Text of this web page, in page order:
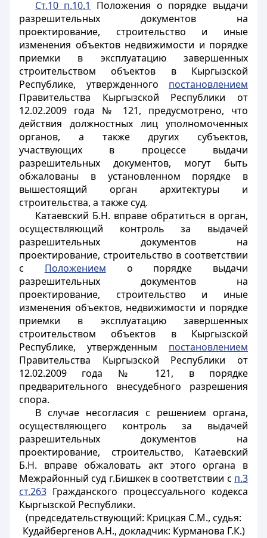
Ст.10 п.10.1
Положения о порядке выдачи
разрешительных документов на
проектирование, строительство и иные
изменения объектов недвижимости и порядке
приемки в эксплуатацию завершенных
строительством объектов в Кыргызской
Республике, утвержденного постановлением
Правительства Кыргызской Республики от
12.02.2009 года № 121, предусмотрено, что
действия должностных лиц уполномоченных
органов, а также других субъектов,
участвующих в процессе выдачи
разрешительных документов, могут быть
обжалованы в установленном порядке в
вышестоящий орган архитектуры и
строительства, а также суд.
Катаевский Б.Н. вправе обратиться в орган,
осуществляющий контроль за выдачей
разрешительных документов на
проектирование, строительство в соответствии
с Положением о порядке выдачи
разрешительных документов на
проектирование, строительство и иные
изменения объектов, недвижимости и порядке
приемки в эксплуатацию завершенных
строительством объектов в Кыргызской
Республике, утвержденным постановлением
Правительства Кыргызской Республики от
12.02.2009 года № 121, в порядке
предварительного внесудебного разрешения
спора.
В случае несогласия с решением органа,
осуществляющего контроль за выдачей
разрешительных документов на
проектирование, строительство, Катаевский
Б.Н. вправе обжаловать акт этого органа в
Межрайонный суд г.Бишкек в соответствии с п.3
ст.263 Гражданского процессуального кодекса
Кыргызской Республики.
(председательствующий: Крицкая С.М., судья:
Кудайбергенов А.Н., докладчик: Курманова Г.К.)